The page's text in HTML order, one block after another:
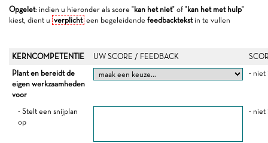
Opgelet: indien u hieronder als score "kan het niet" of "kan het met hulp"
kiest, dient u verplicht een begeleidende feedbacktekstin te vullen
KERNCOMPETENTIE UW SCORE / FEEDBACK
Plant en bereidt de
eigen werkzaamheden
voor
- niet
- Stelt een snijplan
op
- niet